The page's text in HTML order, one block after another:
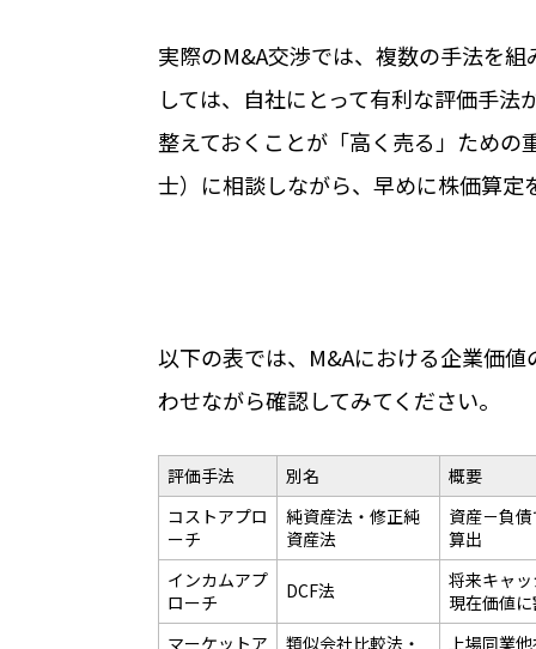
実際のM&A交渉では、複数の手法を
しては、自社にとって有利な評価手
整えておくことが「高く売る」ため
士）に相談しながら、早めに株価算定
以下の表では、M&Aにおける企業価
わせながら確認してみてください。
評価手法 別名
概要
コストアプロ
ーチ
純資産法・修正純
資産法
資産－負
算出
インカムアプ
ローチ
DCF法
将来キャ
現在価値
マーケットア
類似会社比較法・
上場同業